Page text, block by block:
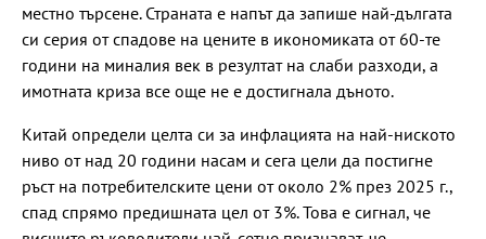
местно търсене. Страната е напът да запише най-дългата
си серия от спадове на цените в икономиката от 60-те
години на миналия век в резултат на слаби разходи, а
имотната криза все още не е достигнала дъното.
Китай определи целта си за инфлацията на най-ниското
ниво от над 20 години насам и сега цели да постигне
ръст на потребителските цени от около 2% през 2025 г.,
спад спрямо предишната цел от 3%. Това е сигнал, че